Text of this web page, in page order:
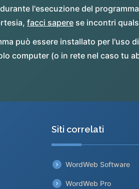
l'esecuzione del
facci sapere se incontri
può essere installato per l'uso
computer (o in rete nel caso tu
Siti correlati
WordWeb Software
WordWeb Pro